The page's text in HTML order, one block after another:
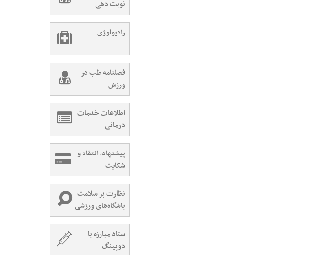
نوبت دهی
رادیولوژی
فصلنامه طب در
ورزش
اطلاعات خدمات
درمانی
پیشنهاد، انتقاد و
شکایت
نظارت بر سلامت
باشگاه‌های ورزشی
ستاد مبارزه با
دوپینگ